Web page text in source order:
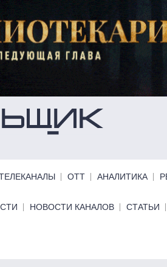
ОТТ АНАЛИТИКА
НОВОСТИ КАНАЛОВ СТАТЬИ